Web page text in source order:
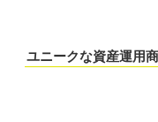
ユニークな資産運用